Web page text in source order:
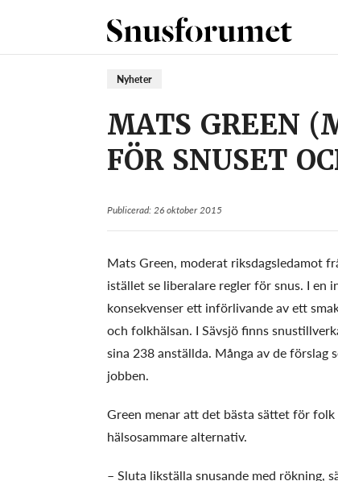
Nyheter
MATS GREEN
FÖR SNUSET
Publicerad: 26 oktober 2015
Mats Green, moderat riksdagsledamot
istället se liberalare regler för snus. I en
konsekvenser ett införlivande av ett
och folkhälsan. I Sävsjö finns
sina 238 anställda. Många av de
jobben.
Green menar att det bästa sättet för
hälsosammare alternativ.
– Sluta likställa snusande med rökning,